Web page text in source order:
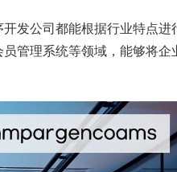
发公司都能根据行业特点进
管理系统等领域，能够将企